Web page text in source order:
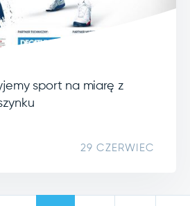
sport na miarę z
29 CZERWIEC